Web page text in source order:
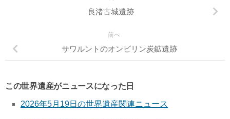
良渚古城遺跡
前へ
サワルントのオンビリン炭鉱遺跡
この世界遺産がニュースになった日
2026年5月19日の世界遺産関連ニュース